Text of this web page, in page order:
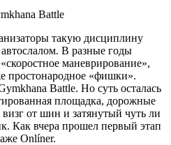
Battle
такую дисциплину
В разные годы
маневрирование»,
простонародное «фишки».
Battle. Но суть осталась
площадка, дорожные
от шин и затянутый чуть ли
Как вчера прошел первый этап
Onlíner.